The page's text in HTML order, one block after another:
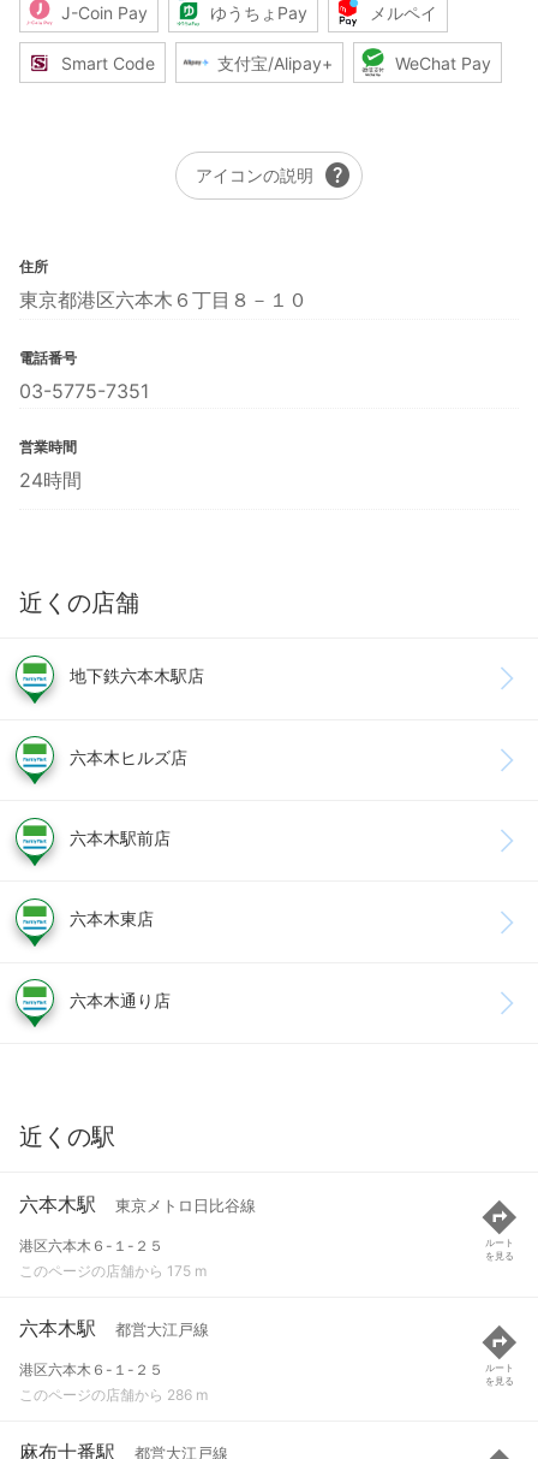
J-Coin Pay ゆうちょPay メルペイ
Smart Code 支付宝/Alipay+ WeChat Pay
アイコンの説明 help
住所
東京都港区六本木６丁目８－１０
電話番号
03-5775-7351
営業時間
24時間
近くの店舗
地下鉄六本木駅店
六本木ヒルズ店
六本木駅前店
六本木東店
六本木通り店
近くの駅
六本木駅 東京メトロ日比谷線
港区六本木６-１-２５
このページの店舗から 175 m
ルート
を見る
六本木駅 都営大江戸線
港区六本木６-１-２５
このページの店舗から 286 m
ルート
を見る
麻布十番駅 都営大江戸線